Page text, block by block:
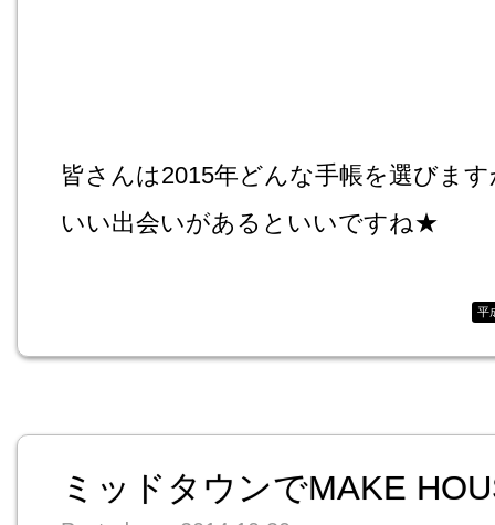
皆さんは2015年どんな手帳を選びま
いい出会いがあるといいですね★
平
ミッドタウンでMAKE